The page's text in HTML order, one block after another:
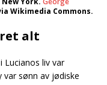
Wikimedia Commons.
alt
Lucianos liv var
var sønn av jødiske